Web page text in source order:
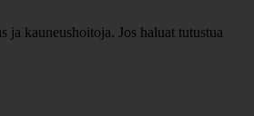
kauneushoitoja. Jos haluat tutustua